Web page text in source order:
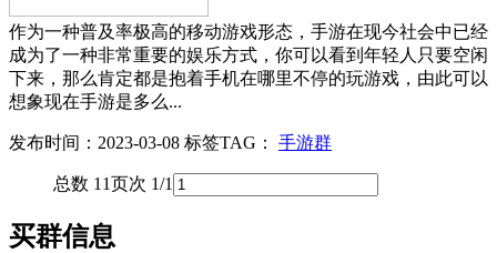
作为一种普及率极高的移动游戏形态，手游在现今社会中已经
成为了一种非常重要的娱乐方式，你可以看到年轻人只要空闲
下来，那么肯定都是抱着手机在哪里不停的玩游戏，由此可以
想象现在手游是多么...
发布时间：2023-03-08 标签TAG： 手游群
总数 1 1页次 1/1
买群信息